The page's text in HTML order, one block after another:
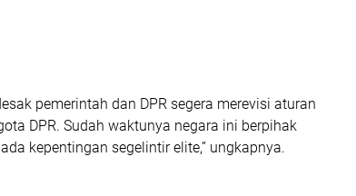
pemerintah dan DPR segera merevisi aturan
DPR. Sudah waktunya negara ini berpihak
kepentingan segelintir elite,” ungkapnya.